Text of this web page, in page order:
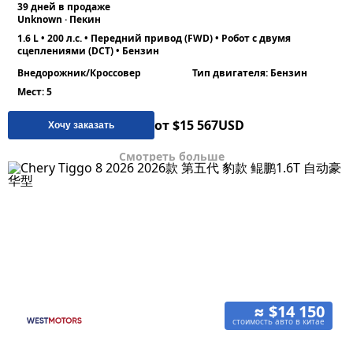
39 дней в продаже
Unknown · Пекин
1.6 L • 200 л.с. • Передний привод (FWD) • Робот с двумя
сцеплениями (DCT) • Бензин
Внедорожник/Кроссовер
Тип двигателя: Бензин
Мест: 5
Хочу заказать от $15 567USD
Смотреть больше
≈ $14 150
стоимость авто в китае